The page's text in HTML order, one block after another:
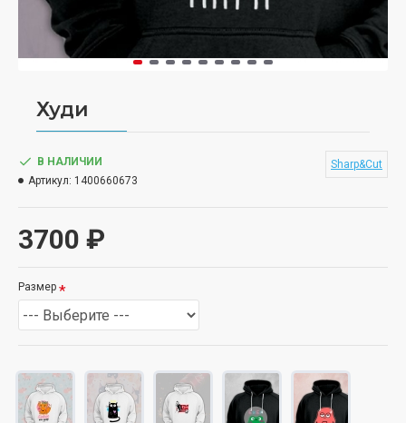
Худи
3700 ₽
В НАЛИЧИИ
Артикул: 1400660673
Sharp&Cut
Размер